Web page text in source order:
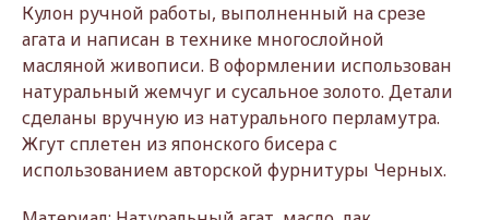
Кулон ручной работы, выполненный на срезе
агата и написан в технике многослойной
масляной живописи. В оформлении использован
натуральный жемчуг и сусальное золото. Детали
сделаны вручную из натурального перламутра.
Жгут сплетен из японского бисера с
использованием авторской фурнитуры Черных.